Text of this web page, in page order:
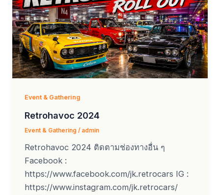
Event & Gathering
Retrohavoc 2024
Event & Gathering / admin
Retrohavoc 2024 ติดตามช่องทางอื่น ๆ
Facebook :
https://www.facebook.com/jk.retrocars IG :
https://www.instagram.com/jk.retrocars/